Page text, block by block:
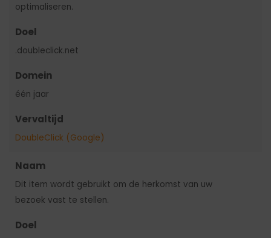
optimaliseren.
Doel
.doubleclick.net
Domein
één jaar
Vervaltijd
DoubleClick (Google)
Naam
Dit item wordt gebruikt om de herkomst van uw
bezoek vast te stellen.
Doel